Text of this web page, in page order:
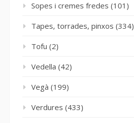
Sopes i cremes fredes (101)
Tapes, torrades, pinxos (334)
Tofu (2)
Vedella (42)
Vegà (199)
Verdures (433)